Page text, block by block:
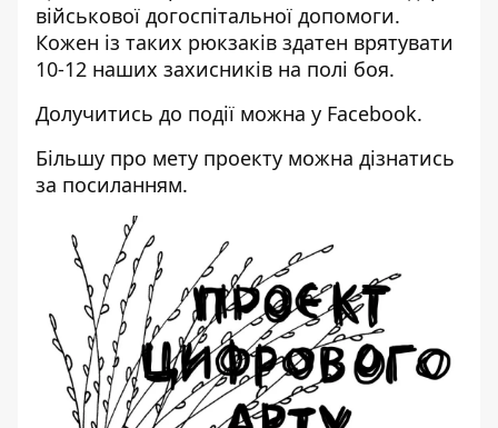
військової догоспітальної допомоги.
Кожен із таких рюкзаків здатен врятувати
10-12 наших захисників на полі боя.
Долучитись до події можна у Facebook.
Більшу про мету проекту можна дізнатись
за посиланням.